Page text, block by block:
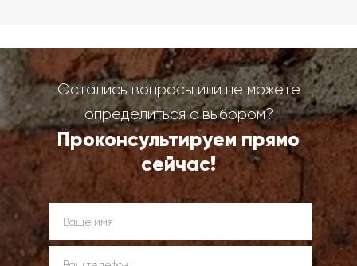
Остались вопросы или не можете
определиться с выбором?
Проконсультируем прямо
сейчас!